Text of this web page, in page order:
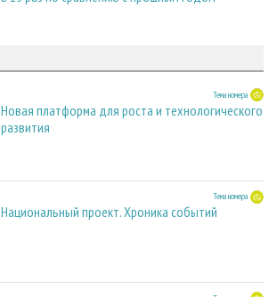
Тема номера
Новая платформа для роста и технологического
развития
Тема номера
Национальный проект. Хроника событий